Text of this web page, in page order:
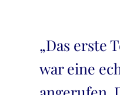
„Das erste
war eine